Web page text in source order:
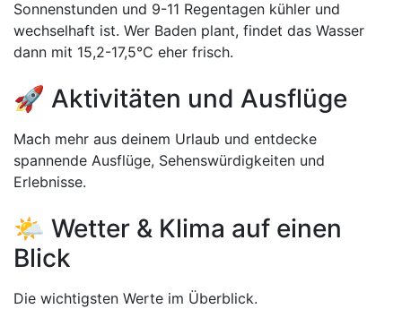
Sonnenstunden und 9-11 Regentagen kühler und
wechselhaft ist. Wer Baden plant, findet das Wasser
dann mit 15,2-17,5°C eher frisch.
🚀 Aktivitäten und Ausflüge
Mach mehr aus deinem Urlaub und entdecke
spannende Ausflüge, Sehenswürdigkeiten und
Erlebnisse.
🌤️ Wetter & Klima auf einen
Blick
Die wichtigsten Werte im Überblick.